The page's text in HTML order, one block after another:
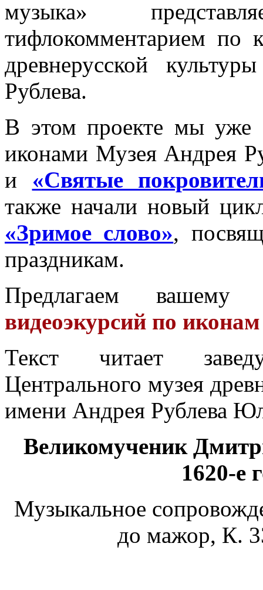
музыка»
тифлокомментарием по
древнерусской
Рублева.
В этом проекте мы уже
иконами Музея Андрея
и «Святые
также начали новый
«Зримое слово»,
праздникам.
Предлагаем
видеоэкурсий по
Текст читает
Центрального музея
имени Андрея Рублева
Великомученик
1620-е
Музыкальное
до мажор, К.